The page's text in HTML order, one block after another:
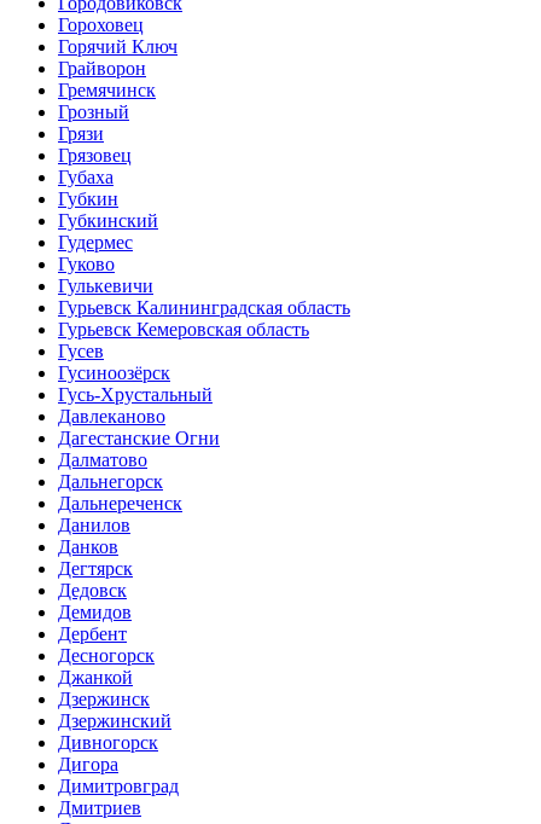
Гороховец
Горячий Ключ
Грайворон
Гремячинск
Грозный
Грязи
Грязовец
Губаха
Губкин
Губкинский
Гудермес
Гуково
Гулькевичи
Гурьевск Калининградская область
Гурьевск Кемеровская область
Гусев
Гусиноозёрск
Гусь-Хрустальный
Давлеканово
Дагестанские Огни
Далматово
Дальнегорск
Дальнереченск
Данилов
Данков
Дегтярск
Дедовск
Демидов
Дербент
Десногорск
Джанкой
Дзержинск
Дзержинский
Дивногорск
Дигора
Димитровград
Дмитриев